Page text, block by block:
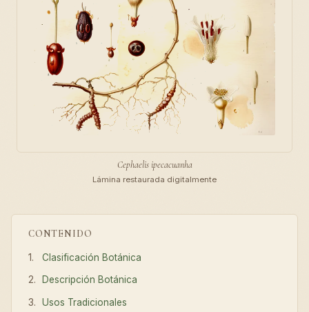
CONTENIDO
Clasificación Botánica
Descripción Botánica
Usos Tradicionales
Cephaelis ipecacuanha
Lámina restaurada digitalmente